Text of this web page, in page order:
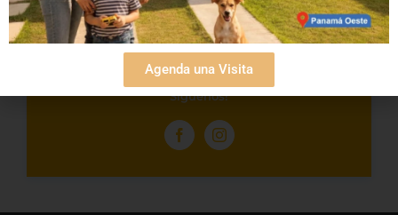
Síguenos!
Agenda una Visita